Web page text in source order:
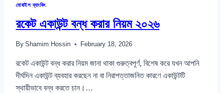
মোবাইল ব্যাংকিং
রকেট একাউন্ট বন্ধ করার নিয়ম ২০২৬
By Shamim Hossin February 18, 2026
রকেট একাউন্ট বন্ধ করার নিয়ম জানা থাকা গুরুত্বপূর্ণ, বিশেষ করে যখন আপনি
দীর্ঘদিন একাউন্ট ব্যবহার করছেন না বা নিরাপত্তাজনিত কারণে একাউন্টটি
স্থায়ীভাবে বন্ধ করতে চান।…